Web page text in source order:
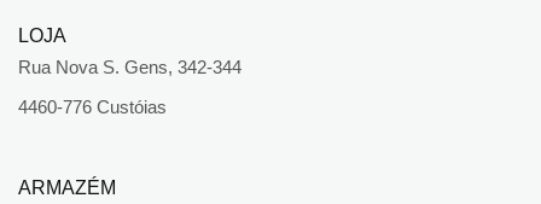
LOJA
Rua Nova S. Gens, 342-344
4460-776 Custóias
ARMAZÉM